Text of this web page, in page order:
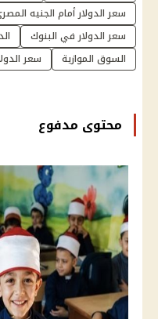
سعر الدولار أمام الجنيه
سعر الدولار في البنوك
السوق الموازية
سعر
محتوى مدفوع